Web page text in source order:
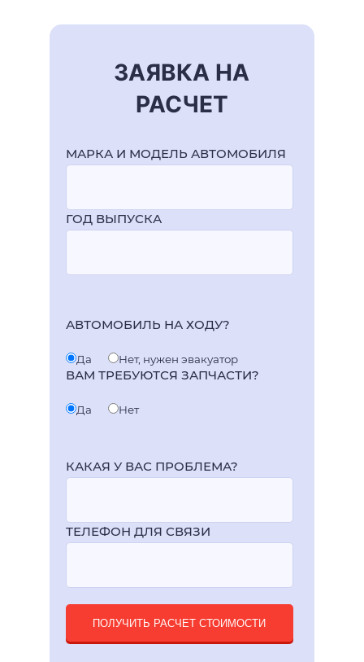
ЗАЯВКА НА
РАСЧЕТ
МАРКА И МОДЕЛЬ АВТОМОБИЛЯ
ГОД ВЫПУСКА
АВТОМОБИЛЬ НА ХОДУ?
Да Нет, нужен эвакуатор
ВАМ ТРЕБУЮТСЯ ЗАПЧАСТИ?
Да Нет
КАКАЯ У ВАС ПРОБЛЕМА?
ТЕЛЕФОН ДЛЯ СВЯЗИ
ПОЛУЧИТЬ РАСЧЕТ СТОИМОСТИ